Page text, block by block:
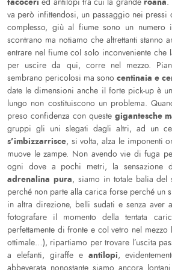
va però infittendosi, un passaggio nei pressi
complesso, giù al fiume sono un
scontrano ma notiamo che altrettanti stanno
entrare nel fiume col solo inconveniente che
per uscire da qui, corre nel mezzo.
sembrano pericolosi ma sono centinaia e
date le dimensioni anche il forte pick-up è
lungo non costituiscono un problema.
preso confidenza con queste gigantesche
gruppi gli uni slegati dagli altri, ad un
s’imbizzarrisce, si volta, alza le imponenti
muove le zampe. Non avendo vie di fuga
ogni dove a pochi metri, la sensazione
adrenalina pura, siamo in totale balia del
perché non parte alla carica forse perché un
in altra direzione, belli sudati e senza aver
fotografare il momento della tentata
perfettamente di fronte e col vetro nel
ottimale…), ripartiamo per trovare l’uscita
a elefanti, giraffe e antilopi,
abbeverata nonostante siamo ancora